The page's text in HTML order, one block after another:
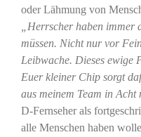
oder Lähmung von
„Herrscher haben immer
müssen. Nicht nur vor
Leibwache. Dieses ewige
Euer kleiner Chip sorgt
aus meinem Team in Acht
D-Fernseher als
alle Menschen haben